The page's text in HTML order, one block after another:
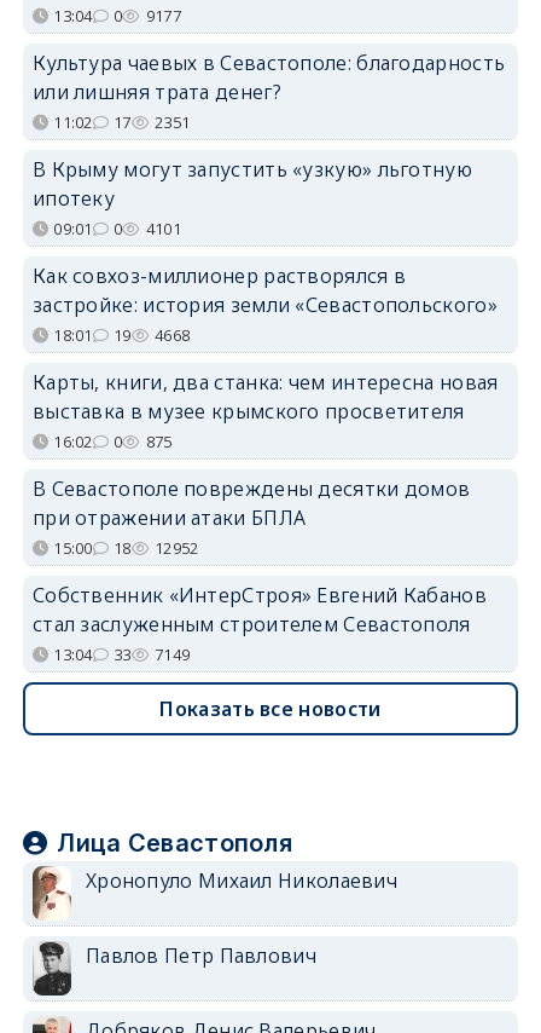
13:04 0 9177
Культура чаевых в Севастополе: благодарность
или лишняя трата денег?
11:02 17 2351
В Крыму могут запустить «узкую» льготную
ипотеку
09:01 0 4101
Как совхоз-миллионер растворялся в
застройке: история земли «Севастопольского»
18:01 19 4668
Карты, книги, два станка: чем интересна новая
выставка в музее крымского просветителя
16:02 0 875
В Севастополе повреждены десятки домов
при отражении атаки БПЛА
15:00 18 12952
Собственник «ИнтерСтроя» Евгений Кабанов
стал заслуженным строителем Севастополя
13:04 33 7149
Показать все новости
Лица Севастополя
Хронопуло Михаил Николаевич
Павлов Петр Павлович